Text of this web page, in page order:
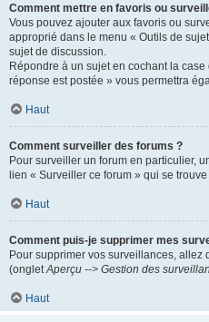
Comment mettre en favoris ou
Vous pouvez ajouter aux favoris ou
approprié dans le menu « Outils de
sujet de discussion.
Répondre à un sujet en cochant la case
réponse est postée » vous permettra
Haut
Comment surveiller des forums ?
Pour surveiller un forum en particulier,
lien « Surveiller ce forum » qui se
Haut
Comment puis-je supprimer mes
Pour supprimer vos surveillances, allez
(ongletAperçu --> Gestion des
Haut